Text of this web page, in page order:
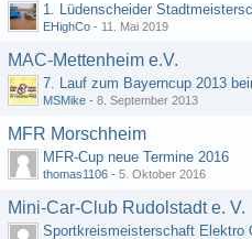
1. Lüdenscheider
EHighCo - 11. Mai 2019
MAC-Mettenheim e.V.
7. Lauf zum Bayerncup 2013
MSMike - 8. September 2013
MFR Morschheim
MFR-Cup neue Termine 2016
thomas1106 - 5. Oktober 2016
Mini-Car-Club Rudolstadt e. V.